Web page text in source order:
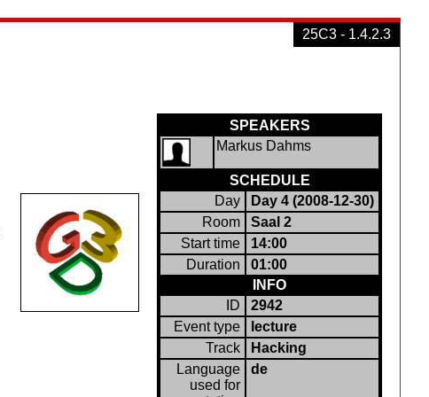
25C3 - 1.4.2.3
SPEAKERS
Markus Dahms
SCHEDULE
Day
Day 4 (2008-12-30)
Room
Saal 2
Start time
14:00
Duration
01:00
INFO
ID
2942
Event type
lecture
Track
Hacking
Language
used for
de